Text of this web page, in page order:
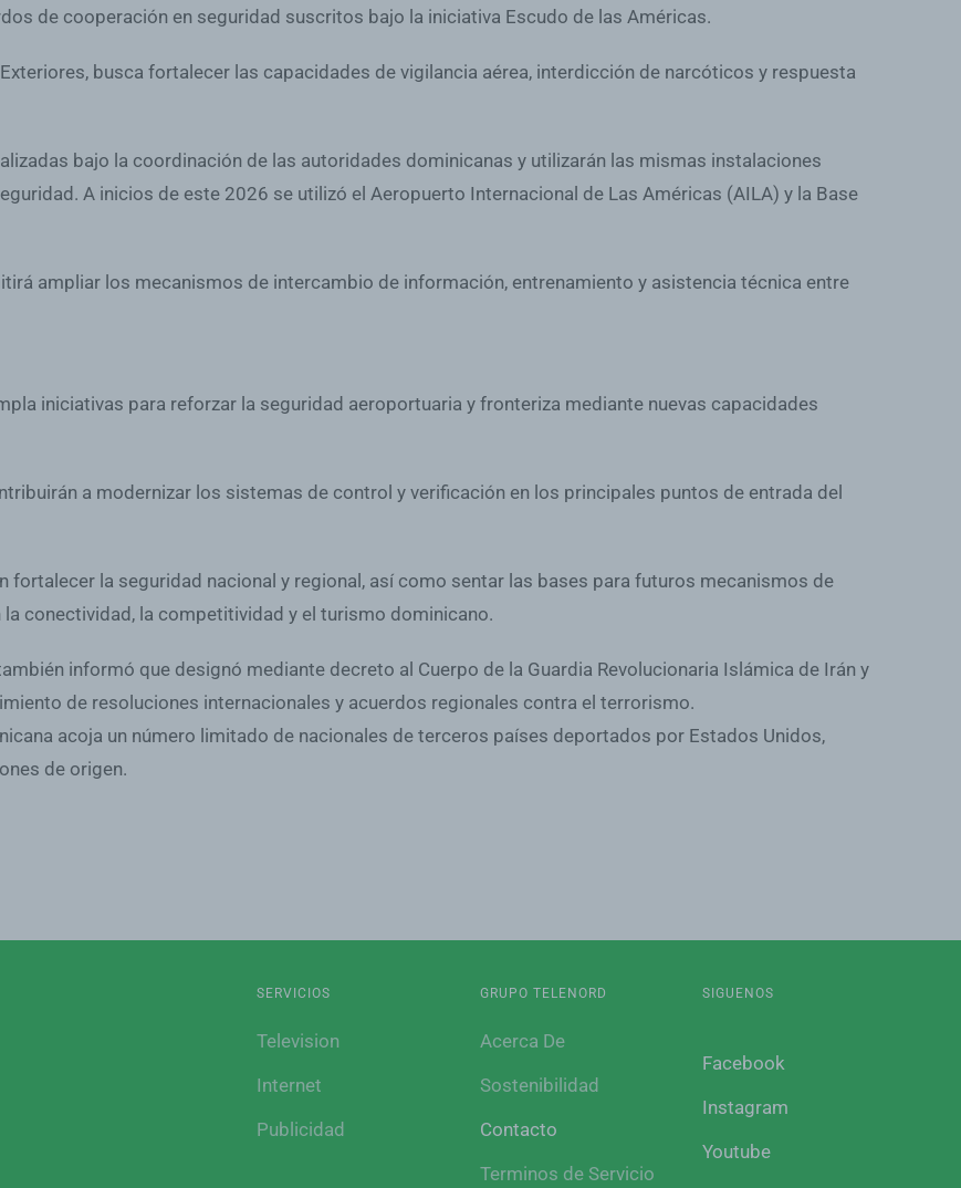
de cooperación en seguridad suscritos bajo la iniciativa Escudo de las Américas.
busca fortalecer las capacidades de vigilancia aérea, interdicción de narcóticos y respuesta
bajo la coordinación de las autoridades dominicanas y utilizarán las mismas instalaciones
A inicios de este 2026 se utilizó el Aeropuerto Internacional de Las Américas (AILA) y la Base
ampliar los mecanismos de intercambio de información, entrenamiento y asistencia técnica entre
iniciativas para reforzar la seguridad aeroportuaria y fronteriza mediante nuevas capacidades
a modernizar los sistemas de control y verificación en los principales puntos de entrada del
fortalecer la seguridad nacional y regional, así como sentar las bases para futuros mecanismos de
conectividad, la competitividad y el turismo dominicano.
informó que designó mediante decreto al Cuerpo de la Guardia Revolucionaria Islámica de Irán y
de resoluciones internacionales y acuerdos regionales contra el terrorismo.
acoja un número limitado de nacionales de terceros países deportados por Estados Unidos,
de origen.
SERVICIOS
Television
Internet
Publicidad
GRUPO TELENORD
Acerca De
Sostenibilidad
Contacto
Terminos de Servicio
SIGUENOS
Facebook
Instagram
Youtube